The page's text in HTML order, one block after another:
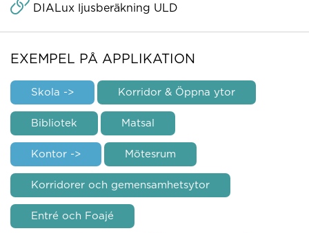
DIALux ljusberäkning ULD
EXEMPEL PÅ APPLIKATION
Skola -> Korridor & Öppna ytor
Bibliotek Matsal
Kontor -> Mötesrum
Korridorer och gemensamhetsytor
Entré och Foajé